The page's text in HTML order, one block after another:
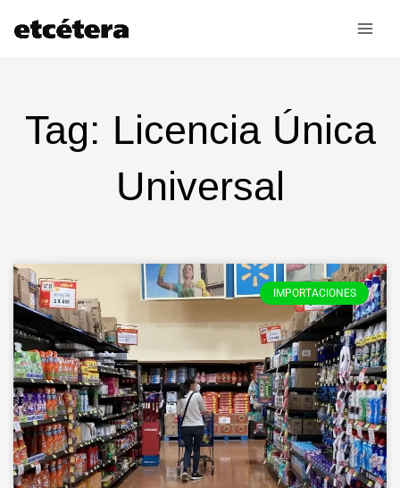
Tag: Licencia Única
Universal
IMPORTACIONES